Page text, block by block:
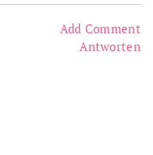
Add Comment
Antworten